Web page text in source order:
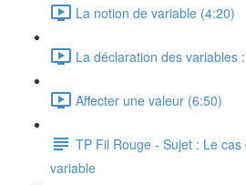
La notion de variable (4:20)
La déclaration des variables
Affecter une valeur (6:50)
TP Fil Rouge - Sujet : Le
variable